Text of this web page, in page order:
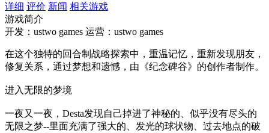
详细 评价 新闻 相关游戏
游戏简介
开发：ustwo games 运营：ustwo games
在这个独特的回合制战略探索中，重温记忆，重新发现朋友，
修复关系，通过梦想和遗憾，由《纪念碑谷》的创作者制作。
进入无限的梦境
一夜又一夜，Desta发现自己掉进了神秘的、似乎没有尽头的
无限之梦--里面充满了强大的、发光的球状物、过去地点的破